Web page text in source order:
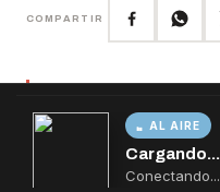
AL AIRE
Cargando...
Conectando...